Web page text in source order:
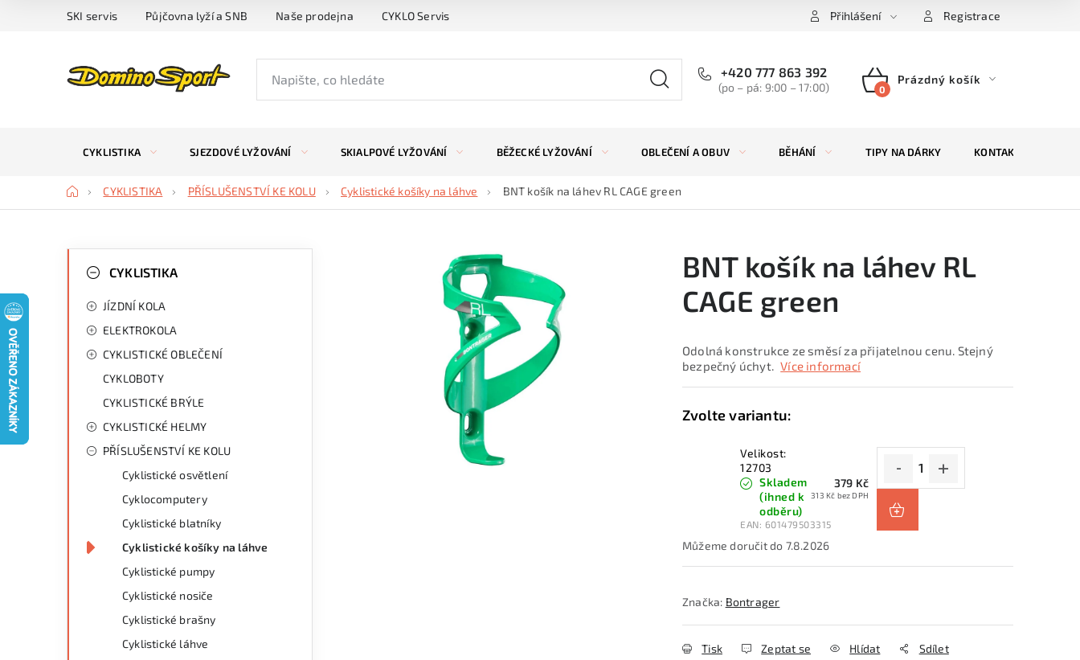
SKI servis Půjčovna lyží a SNB Naše prodejna CYKLO Servis Přihlášení Registrace
+420 777 863 392
(po – pá: 9:00 – 17:00)
NÁKUPNÍ
Prázdný košík
CYKLISTIKA SJEZDOVÉ LYŽOVÁNÍ SKIALPOVÉ LYŽOVÁNÍ BĚŽECKÉ LYŽOVÁNÍ OBLEČENÍ A OBUV BĚHÁNÍ TIPY NA DÁRKY KONTAKTY
DomůCYKLISTIKA PŘÍSLUŠENSTVÍ KE KOLU Cyklistické košíky na láhve BNT košík na láhev RL CAGE green
kategorieCYKLISTIKA
JÍZDNÍ KOLA
ELEKTROKOLA
CYKLISTICKÉ OBLEČENÍ
CYKLOBOTY
CYKLISTICKÉ BRÝLE
CYKLISTICKÉ HELMY
PŘÍSLUŠENSTVÍ KE KOLU
Cyklistické osvětlení
Cyklocomputery
Cyklistické blatníky
Cyklistické košíky na láhve
Cyklistické pumpy
Cyklistické nosiče
Cyklistické brašny
Cyklistické láhve
BNT košík na láhev RL
CAGE green
Odolná konstrukce ze směsí za přijatelnou cenu. Stejný
bezpečný úchyt. Více informací
Velikost:
12703
Skladem
(ihned k
odběru)
EAN: 601479503315
379 Kč
313 Kč bez DPH
7.8.2026
Značka: Bontrager
Tisk Zeptat se Hlídat Sdílet